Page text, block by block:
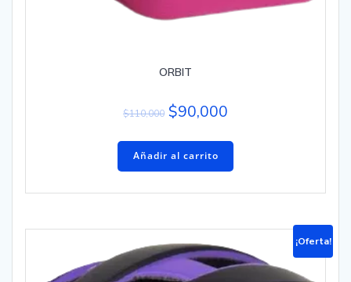
ORBIT
$110,000 $90,000
Añadir al carrito
¡Oferta!